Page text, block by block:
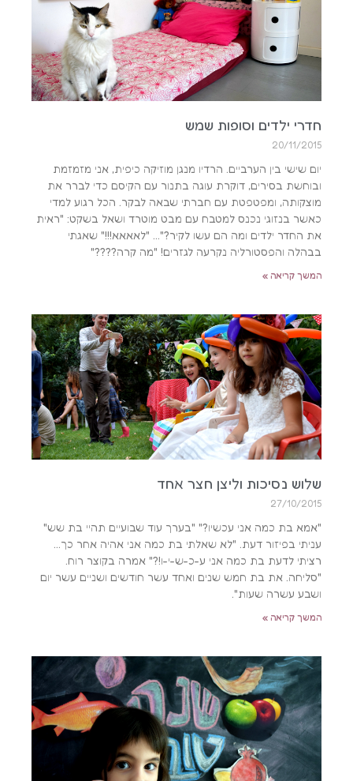
חדרי ילדים וסופות שמש
20/11/2015
יום שישי בין הערביים. הרדיו מנגן מוזיקה כיפית, אני מזמזמת
ובוחשת בסירים, דוקרת עוגה בתנור עם הקיסם כדי לברר את
מוצקותה, ומפטפטת עם חברתי שבאה לבקר. הכל רגוע למדי
כאשר בנזוגי נכנס למטבח עם מבט מוטרד ושאל בשקט: "ראית
את החדר ילדים ומה הם עשו לקיר?"… "לאאאא!!!" שאגתי
בבהלה והפסטורליה נקרעה לגזרים! "מה קרה????"
המשך קריאה »
שלוש נסיכות וליצן חצר אחד
27/10/2015
"אמא בת כמה אני עכשיו?" "בערך עוד שבועיים תהיי בת שש"
עניתי בפיזור דעת. "לא שאלתי בת כמה אני אהיה אחר כך…
רציתי לדעת בת כמה אני ע-כ-ש-י-ו!?" אמרה בקוצר רוח.
"סליחה. את בת חמש שנים ואחד עשר חודשים ושניים עשר יום
ושבע עשרה שעות".
המשך קריאה »